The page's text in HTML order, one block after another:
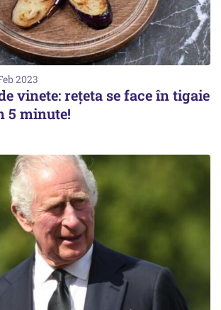
2023
vinete: rețeta se face în tigaie
5 minute!